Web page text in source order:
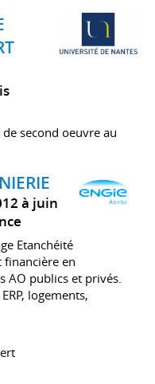
second oeuvre au
à juin
Etanchéité
financière en
AO publics et privés.
logements,